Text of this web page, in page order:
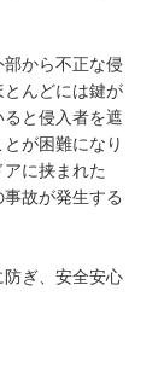
から不正な侵
んどには鍵が
と侵入者を遮
が困難になり
に挟まれた
故が発生する
ぎ、安全安心